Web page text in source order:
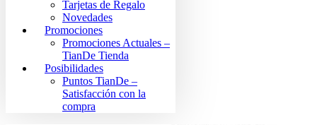
Tarjetas de Regalo
Novedades
Promociones
Promociones Actuales –
TianDe Tienda
Posibilidades
Puntos TianDe –
Satisfacción con la
compra